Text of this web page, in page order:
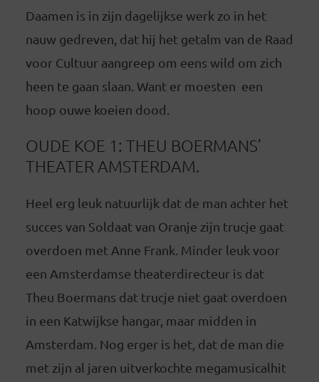
Daamen is in zijn dagelijkse werk zo in het
nauw gedreven, dat hij het getalm van de Raad
voor Cultuur aangreep om eens wild om zich
heen te gaan slaan. Want er moesten een
hoop ouwe koeien dood.
OUDE KOE 1: THEU BOERMANS’
THEATER AMSTERDAM.
Heel erg leuk natuurlijk dat de man achter het
succes van Soldaat van Oranje zijn trucje gaat
overdoen met Anne Frank. Minder leuk voor
een Amsterdamse theaterdirecteur is dat
Theu Boermans dat trucje niet gaat overdoen
in een Katwijkse hangar, maar midden in
Amsterdam. Nog erger is het, dat de man die
met zijn al jaren uitverkochte megamusicalhit